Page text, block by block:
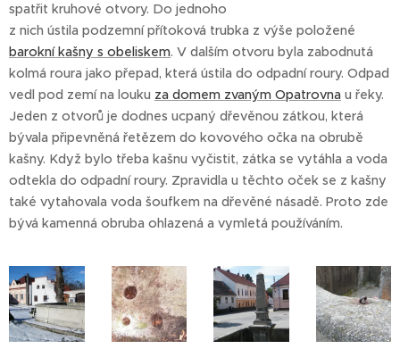
spatřit kruhové otvory. Do jednoho
z nich ústila podzemní přítoková trubka z výše položené
barokní kašny s obeliskem. V dalším otvoru byla zabodnutá
kolmá roura jako přepad, která ústila do odpadní roury. Odpad
vedl pod zemí na louku za domem zvaným Opatrovna u řeky.
Jeden z otvorů je dodnes ucpaný dřevěnou zátkou, která
bývala připevněná řetězem do kovového očka na obrubě
kašny. Když bylo třeba kašnu vyčistit, zátka se vytáhla a voda
odtekla do odpadní roury. Zpravidla u těchto oček se z kašny
také vytahovala voda šoufkem na dřevěné násadě. Proto zde
bývá kamenná obruba ohlazená a vymletá používáním.